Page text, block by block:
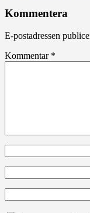
Kommentera
E-postadressen
Kommentar *